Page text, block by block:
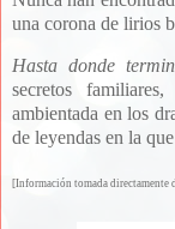
una corona de lirios
Hasta donde
secretos
ambientada en los
de leyendas en la
[Información tomada directamente